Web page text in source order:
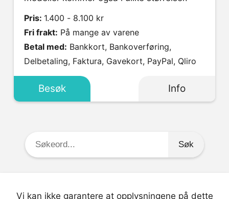
Pris: 1.400 - 8.100 kr
Fri frakt: På mange av varene
Betal med:
Delbetaling, Faktura, Gavekort, PayPal, Qliro
Besøk Info
Søkeord:
Vi kan ikke garantere at opplysningene på dette